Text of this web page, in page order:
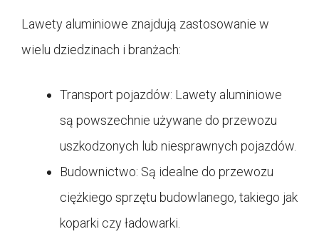
Lawety aluminiowe znajdują zastosowanie w
wielu dziedzinach i branżach:
Transport pojazdów: Lawety aluminiowe
są powszechnie używane do przewozu
uszkodzonych lub niesprawnych pojazdów.
Budownictwo: Są idealne do przewozu
ciężkiego sprzętu budowlanego, takiego jak
koparki czy ładowarki.